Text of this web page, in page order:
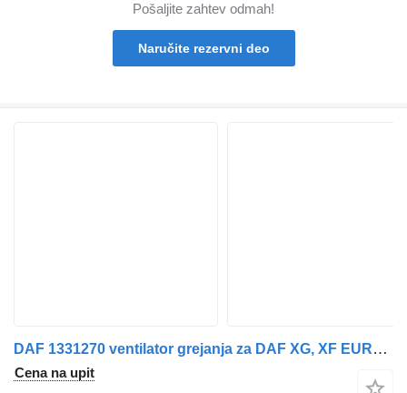
Pošaljite zahtev odmah!
Naručite rezervni dеo
DAF 1331270 ventilator grejanja za DAF XG, XF EURO6, 106XG tegljača
Cena na upit